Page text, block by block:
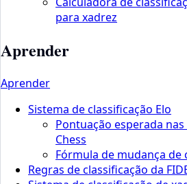
para xadrez
Aprender
Aprender
Sistema de classificação Elo
Pontuação esperada
Chess
Fórmula de mudança de
Regras de classificação da